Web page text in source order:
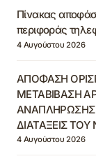
Πίνακας
περιφοράς
4 Αυγούστου 2026
ΑΠΟΦΑΣΗ
ΜΕΤΑΒΙΒΑΣΗ
ΔΙΑΤΑΞΕΙΣ ΤΟΥ
4 Αυγούστου 2026